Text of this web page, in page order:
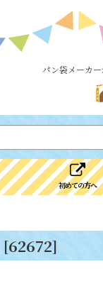
パン袋メーカ
初めての方へ
[62672]